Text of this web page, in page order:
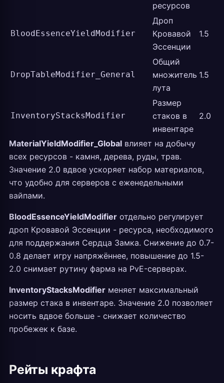
ресурсов
BloodEssenceYieldModifier
Дроп
Кровавой
Эссенции
1.5
DropTableModifier_General
Общий
множитель
лута
1.5
InventoryStacksModifier
Размер
стаков в
инвентаре
2.0
MaterialYieldModifier_Global влияет на добычу
всех ресурсов - камня, дерева, руды, трав.
Значение 2.0 вдвое ускоряет набор материалов,
что удобно для серверов с еженедельными
вайпами.
BloodEssenceYieldModifier отдельно регулирует
дроп Кровавой Эссенции - ресурса, необходимого
для поддержания Сердца Замка. Снижение до 0.7-
0.8 делает игру напряжённее, повышение до 1.5-
2.0 снимает рутину фарма на PvE-серверах.
InventoryStacksModifier меняет максимальный
размер стака в инвентаре. Значение 2.0 позволяет
носить вдвое больше - снижает количество
пробежек к базе.
Рейты крафта